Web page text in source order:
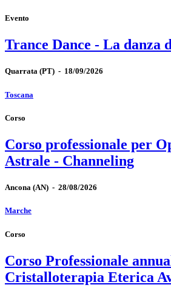
Evento
Trance Dance - La danza
Quarrata (PT) - 18/09/2026
Toscana
Corso
Corso professionale per
Astrale - Channeling
Ancona (AN) - 28/08/2026
Marche
Corso
Corso Professionale
Cristalloterapia Eterica